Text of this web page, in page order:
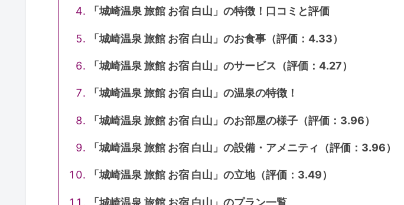
「城崎温泉 旅館 お宿 白山」の特徴！口コミと評価
「城崎温泉 旅館 お宿 白山」のお食事（評価：4.33）
「城崎温泉 旅館 お宿 白山」のサービス（評価：4.27）
「城崎温泉 旅館 お宿 白山」の温泉の特徴！
「城崎温泉 旅館 お宿 白山」のお部屋の様子（評価：3.96）
「城崎温泉 旅館 お宿 白山」の設備・アメニティ（評価：3.96）
「城崎温泉 旅館 お宿 白山」の立地（評価：3.49）
「城崎温泉 旅館 お宿 白山」のプラン一覧